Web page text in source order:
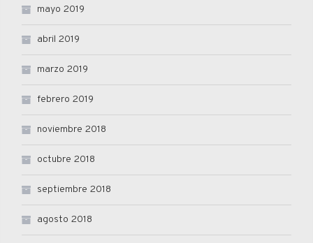
mayo 2019
abril 2019
marzo 2019
febrero 2019
noviembre 2018
octubre 2018
septiembre 2018
agosto 2018